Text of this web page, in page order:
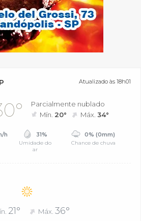
Atualizado às 18h01
Parcialmente nublado
Mín. 20° Máx.34°
h 31%
Umidade do
ar
0% (0mm)
Chance de chuva
21° Máx. 36°